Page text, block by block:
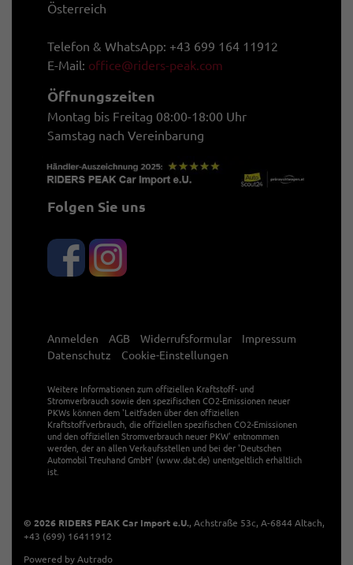
Österreich
Telefon & WhatsApp: +43 699 164 11912
E-Mail: office@riders-peak.com
Öffnungszeiten
Montag bis Freitag 08:00-18:00 Uhr
Samstag nach Vereinbarung
Folgen Sie uns
Anmelden AGB Widerrufsformular
Impressum
Datenschutz
Cookie-Einstellungen
Weitere Informationen zum offiziellen Kraftstoff- und
Stromverbrauch sowie den spezifischen CO2-Emissionen neuer
PKWs können dem 'Leitfaden über den offiziellen
Kraftstoffverbrauch, die offiziellen spezifischen CO2-Emissionen
und den offiziellen Stromverbrauch neuer PKW' entnommen
werden, der an allen Verkaufsstellen und bei der 'Deutschen
Automobil Treuhand GmbH' (www.dat.de) unentgeltlich erhältlich
ist.
© 2026 RIDERS PEAK Car Import e.U., Achstraße 53c, A-6844 Altach,
+43 (699) 16411912
Powered by Autrado